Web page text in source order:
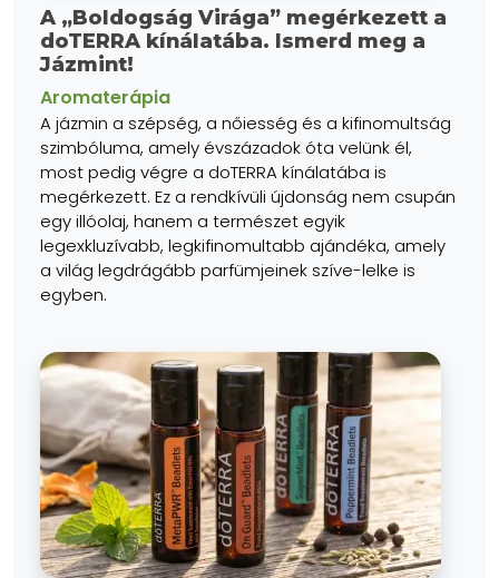
A „Boldogság Virága” megérkezett a
doTERRA kínálatába. Ismerd meg a
Jázmint!
Aromaterápia
A jázmin a szépség, a nőiesség és a kifinomultság
szimbóluma, amely évszázadok óta velünk él,
most pedig végre a doTERRA kínálatába is
megérkezett. Ez a rendkívüli újdonság nem csupán
egy illóolaj, hanem a természet egyik
legexkluzívabb, legkifinomultabb ajándéka, amely
a világ legdrágább parfümjeinek szíve-lelke is
egyben.